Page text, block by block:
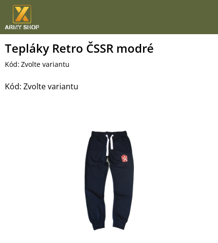
Přejít
obsah
Tepláky Retro ČSSR modré
Kód: Zvolte variantu
Kód: Zvolte variantu